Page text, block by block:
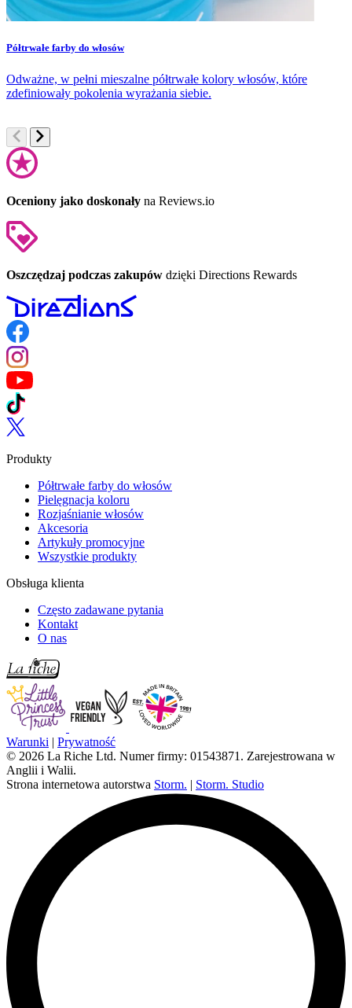
Półtrwałe farby do włosów
Odważne, w pełni mieszalne półtrwałe kolory włosów, które
zdefiniowały pokolenia wyrażania siebie.
Oceniony jako doskonały na Reviews.io
Oszczędzaj podczas zakupów dzięki Directions Rewards
Follow us on Facebook
Follow us on Instagram
Follow us on YouTube
Follow us on TikTok
Follow us on Twitter
Produkty
Półtrwałe farby do włosów
Pielęgnacja koloru
Rozjaśnianie włosów
Akcesoria
Artykuły promocyjne
Wszystkie produkty
Obsługa klienta
Często zadawane pytania
Kontakt
O nas
Warunki | Prywatność
© 2026 La Riche Ltd. Numer firmy: 01543871. Zarejestrowana w
Anglii i Walii.
Strona internetowa autorstwa Storm. | Storm. Studio